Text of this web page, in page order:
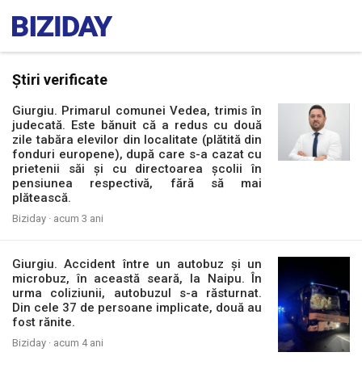
Știri verificate
Giurgiu. Primarul comunei Vedea, trimis în
judecată. Este bănuit că a redus cu două
zile tabăra elevilor din localitate (plătită din
fonduri europene), după care s-a cazat cu
prietenii săi și cu directoarea școlii în
pensiunea respectivă, fără să mai
plătească.
Biziday · acum 3 ani
Giurgiu. Accident între un autobuz şi un
microbuz, în această seară, la Naipu. În
urma coliziunii, autobuzul s-a răsturnat.
Din cele 37 de persoane implicate, două au
fost rănite.
Biziday · acum 4 ani